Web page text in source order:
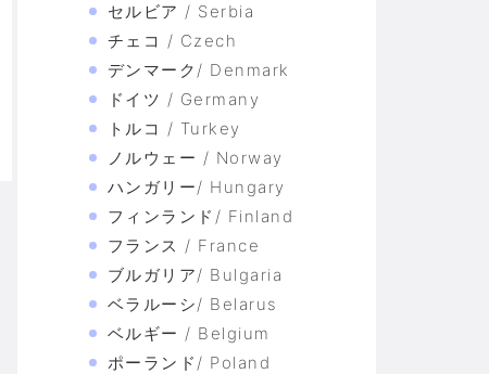
セルビア / Serbia
チェコ / Czech
デンマーク/ Denmark
ドイツ / Germany
トルコ / Turkey
ノルウェー / Norway
ハンガリー/ Hungary
フィンランド/ Finland
フランス / France
ブルガリア/ Bulgaria
ベラルーシ/ Belarus
ベルギー / Belgium
ポーランド/ Poland